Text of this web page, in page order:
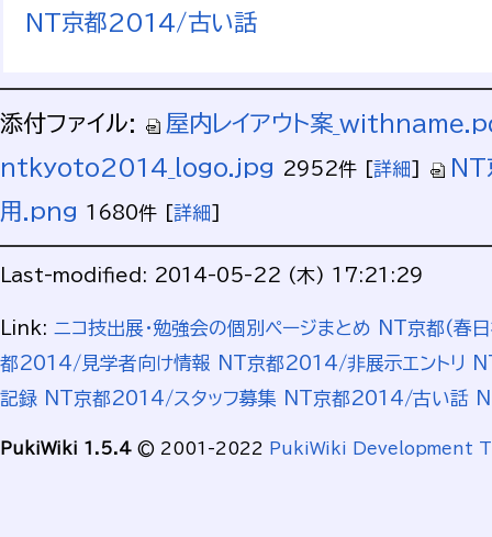
NT京都2014/古い話
添付ファイル:
屋内レイアウト案
ntkyoto2014_logo.jpg
2952件 [詳細]
NT
用.png 1680件 [詳細]
Last-modified: 2014-05-22 (木) 17:21:29
Link: ニコ技出展・勉強会の個別ページまとめ NT京都(春
都2014/見学者向け情報 NT京都2014/非展示エントリ
記録 NT京都2014/スタッフ募集 NT京都2014/古い話
PukiWiki 1.5.4 © 2001-2022 PukiWiki Development